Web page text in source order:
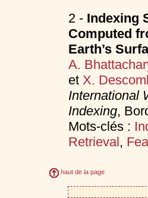
2 - Indexing
Computed
Earth’s
A.
et X.
International
Indexing,
Mots-clés :
Retrieval,
haut de la page